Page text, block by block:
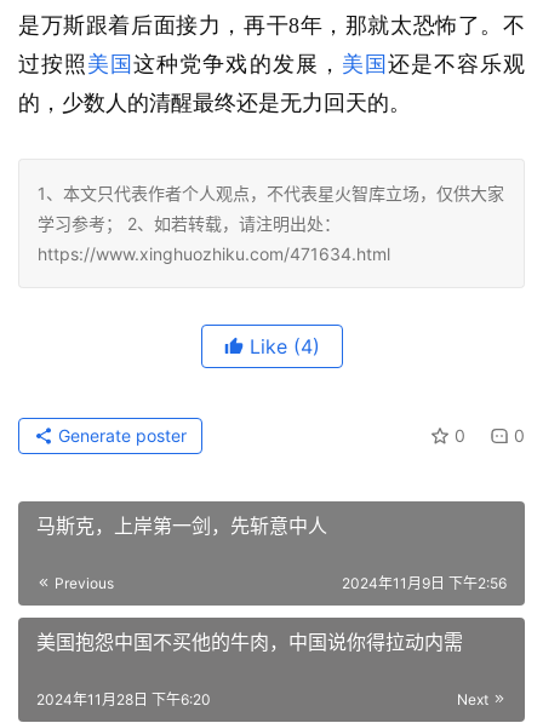
是万斯跟着后面接力，再干8年，那就太恐怖了。不
过按照 美国这种党争戏的发展， 美国 还是不容乐观
的，少数人的清醒最终还是无力回天的。
1、本文只代表作者个人观点，不代表星火智库立场，仅供大家
学习参考； 2、如若转载，请注明出处：
https://www.xinghuozhiku.com/471634.html
Like (4)
0 0
Generate poster
马斯克，上岸第一剑，先斩意中人
Previous 2024年11月9日 下午2:56
美国抱怨中国不买他的牛肉，中国说你得拉动内需
Next
2024年11月28日 下午6:20